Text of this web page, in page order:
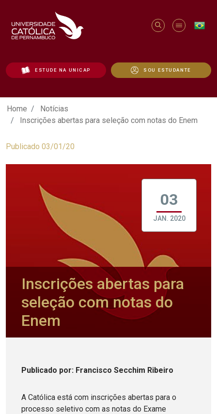
ESTUDE NA UNICAP SOU ESTUDANTE
Inscrições abertas para seleção com
Home
Notícias
Inscrições abertas para seleção com notas do Enem
Publicado 03/01/20
03
JAN. 2020
Inscrições abertas para
seleção com notas do
Enem
Publicado por: Francisco Secchim Ribeiro
A Católica está com inscrições abertas para o
processo seletivo com as notas do Exame